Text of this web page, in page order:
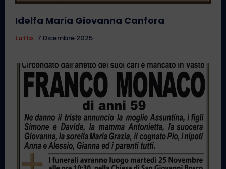
Idelfa Maria Giovanna Canfora
Lutto 7 Dicembre 2025